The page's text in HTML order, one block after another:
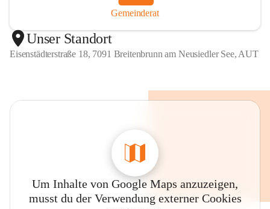
Gemeinderat
Unser Standort
Eisenstädterstraße 18, 7091 Breitenbrunn am Neusiedler See, AUT
Um Inhalte von Google Maps anzuzeigen,
musst du der Verwendung externer Cookies